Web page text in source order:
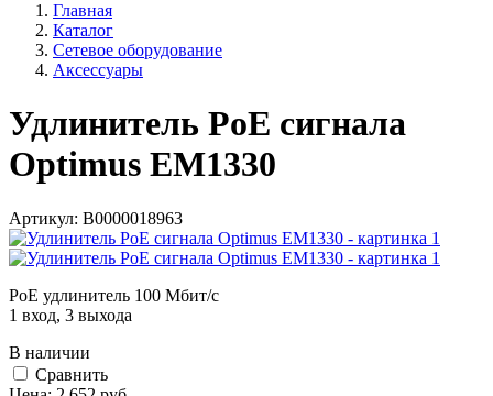
Главная
Каталог
Сетевое оборудование
Аксессуары
Удлинитель PoE сигнала
Optimus EM1330
Артикул: В0000018963
PoE удлинитель 100 Мбит/с
1 вход, 3 выхода
В наличии
Cравнить